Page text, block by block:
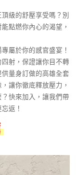
級的舒壓享受嗎？別
點燃你內心的渴望，
屬於你的感官盛宴！
射，保證讓你目不轉
量身訂做的高雄全套
讓你徹底釋放壓力，
快來加入，讓我們帶
返！